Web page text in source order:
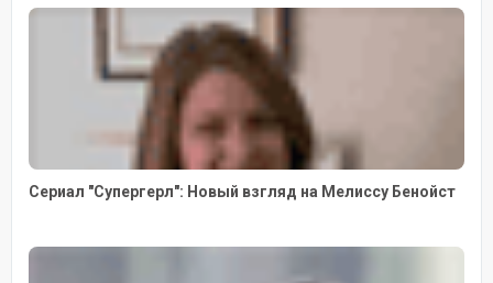
Сериал "Супергерл": Новый взгляд на Мелиссу Бенойст